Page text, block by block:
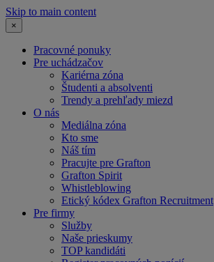
Skip to main content
×
Pracovné ponuky
Pre uchádzačov
Kariérna zóna
Študenti a absolventi
Trendy a prehľady miezd
O nás
Mediálna zóna
Kto sme
Náš tím
Pracujte pre Grafton
Grafton Spirit
Whistleblowing
Etický kódex Grafton Recruitment
Pre firmy
Služby
Naše prieskumy
TOP kandidáti